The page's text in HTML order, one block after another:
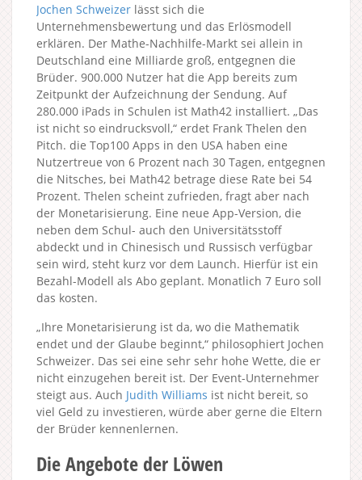
Jochen Schweizer lässt sich die
Unternehmensbewertung und das Erlösmodell
erklären. Der Mathe-Nachhilfe-Markt sei allein in
Deutschland eine Milliarde groß, entgegnen die
Brüder. 900.000 Nutzer hat die App bereits zum
Zeitpunkt der Aufzeichnung der Sendung. Auf
280.000 iPads in Schulen ist Math42 installiert. „Das
ist nicht so eindrucksvoll,“ erdet Frank Thelen den
Pitch. die Top100 Apps in den USA haben eine
Nutzertreue von 6 Prozent nach 30 Tagen, entgegnen
die Nitsches, bei Math42 betrage diese Rate bei 54
Prozent. Thelen scheint zufrieden, fragt aber nach
der Monetarisierung. Eine neue App-Version, die
neben dem Schul- auch den Universitätsstoff
abdeckt und in Chinesisch und Russisch verfügbar
sein wird, steht kurz vor dem Launch. Hierfür ist ein
Bezahl-Modell als Abo geplant. Monatlich 7 Euro soll
das kosten.
„Ihre Monetarisierung ist da, wo die Mathematik
endet und der Glaube beginnt,“ philosophiert Jochen
Schweizer. Das sei eine sehr sehr hohe Wette, die er
nicht einzugehen bereit ist. Der Event-Unternehmer
steigt aus. Auch Judith Williams ist nicht bereit, so
viel Geld zu investieren, würde aber gerne die Eltern
der Brüder kennenlernen.
Die Angebote der Löwen